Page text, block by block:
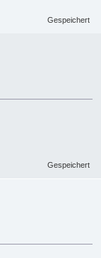
Gespeichert
Gespeichert